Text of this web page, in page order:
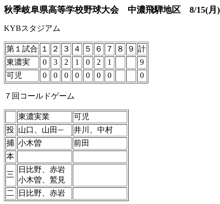
秋季岐阜県高等学校野球大会 中濃飛騨地区 8/15(月)
KYBスタジアム
第１試合 １ ２ ３ ４ ５ ６ ７ ８ ９ 計
東濃実
0 3 2 1 0 2 1
9
可児
0 0 0 0 0 0 0 0
７回コールドゲーム
東濃実業
可児
投 山口、山田 一
井川、中村
捕 小木曽
前田
本
三
日比野、赤岩
小木曽、鷲見
二
日比野、赤岩